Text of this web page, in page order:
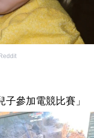
子參加電競比賽」